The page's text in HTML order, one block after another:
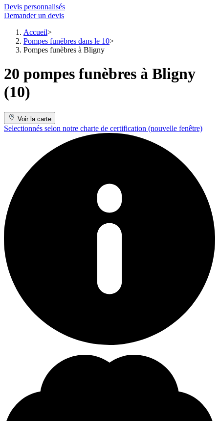
Devis personnalisés
Demander un devis
Accueil
Pompes funèbres dans le 10
Pompes funèbres à Bligny
20 pompes funèbres à Bligny
(10)
Voir la carte
Selectionnés selon notre charte de certification (nouvelle fenêtre)